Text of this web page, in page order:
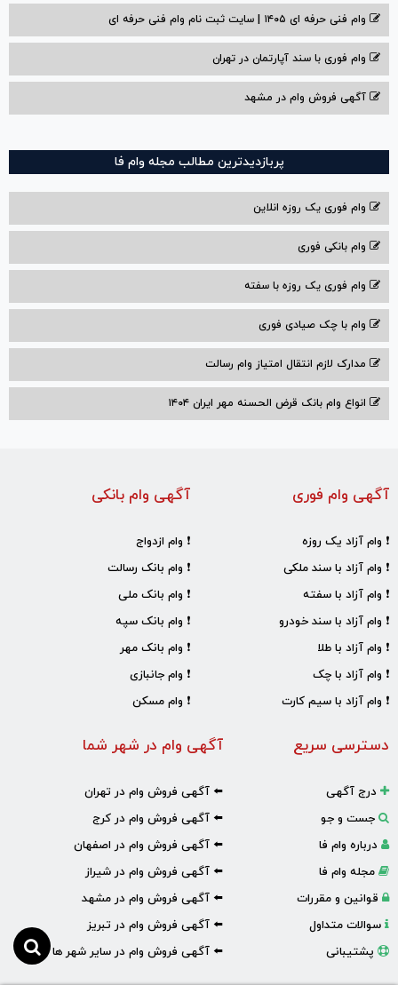
وام فنی حرفه ای ۱۴۰۵ | سایت ثبت نام وام فنی حرفه ای
وام فوری با سند آپارتمان در تهران
آگهی فروش وام در مشهد
پربازدیدترین مطالب مجله وام فا
وام فوری یک روزه انلاین
وام بانکی فوری
وام فوری یک روزه با سفته
وام با‌ چک صیادی‌ فوری
مدارک لازم انتقال امتیاز وام رسالت
انواع وام بانک قرض الحسنه مهر ایران ۱۴۰۴
آگهی وام بانکی
❗ وام ازدواج
❗ وام بانک رسالت
❗ وام بانک ملی
❗ وام بانک سپه
❗ وام بانک مهر
❗ وام جانبازی
❗ وام مسکن
آگهی وام فوری
❗ وام آزاد یک روزه
❗ وام آزاد با سند ملکی
❗ وام آزاد با سفته
❗ وام آزاد با سند خودرو
❗ وام آزاد با طلا
❗ وام آزاد با چک
❗ وام آزاد با سیم کارت
آگهی وام در شهر شما
⬅️ آگهی فروش وام در تهران
⬅️ آگهی فروش وام در کرج
⬅️ آگهی فروش وام در اصفهان
⬅️ آگهی فروش وام در شیراز
⬅️ آگهی فروش وام در مشهد
⬅️ آگهی فروش وام در تبریز
⬅️ آگهی فروش وام در سایر شهر ها
دسترسی سریع
درج آگهی
جست و جو
درباره وام فا
مجله وام فا
قوانین و مقررات
سوالات متداول
پشتیبانی